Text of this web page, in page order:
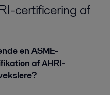
certificering af
en ASME-
af AHRI-